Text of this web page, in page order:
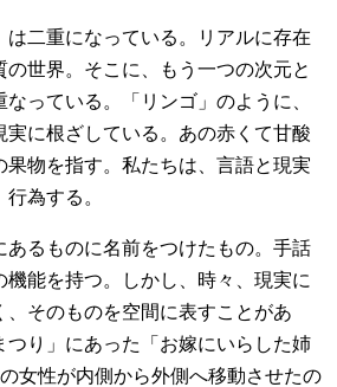
は二重になっている。リアルに存在
世界。そこに、もう一つの次元と
っている。「リンゴ」のように、
実に根ざしている。あの赤くて甘酸
果物を指す。私たちは、言語と現実
為する。
あるものに名前をつけたもの。手話
機能を持つ。しかし、時々、現実に
、そのものを空間に表すことがあ
つり」にあった「お嫁にいらした姉
女性が内側から外側へ移動させたの